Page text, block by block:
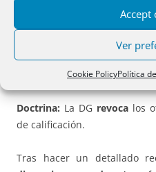
Accept
Ver
Cookie PolicyPolítica
admitidas como suficientes
quien declara válidamente
El notario autorizante hace
el registrador en su informe
Doctrina: La DG revoca los
de calificación.
Tras hacer un detallado